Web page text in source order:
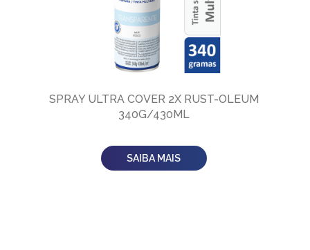
SPRAY ULTRA COVER 2X RUST-OLEUM
340G/430ML
SAIBA MAIS